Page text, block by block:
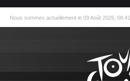
Nous sommes actuellement le 09 Août 2026, 08:41